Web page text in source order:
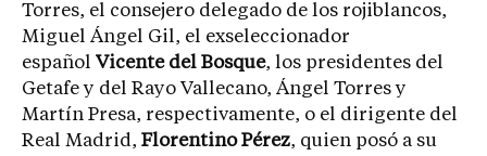
Torres, el consejero delegado de los rojiblancos,
Miguel Ángel Gil, el exseleccionador
español Vicente del Bosque, los presidentes del
Getafe y del Rayo Vallecano, Ángel Torres y
Martín Presa, respectivamente, o el dirigente del
Real Madrid, Florentino Pérez, quien posó a su